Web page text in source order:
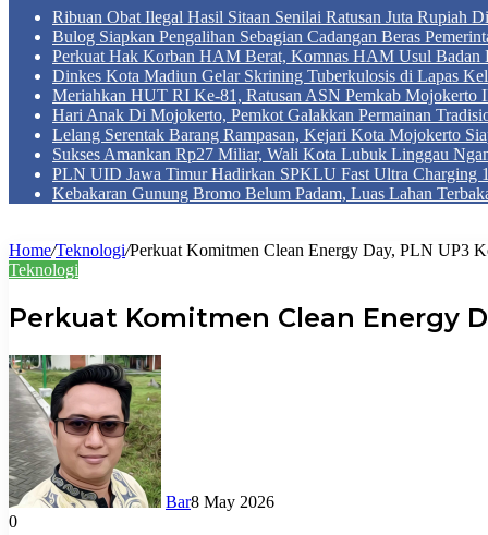
Ribuan Obat Ilegal Hasil Sitaan Senilai Ratusan Juta Rupiah
Bulog Siapkan Pengalihan Sebagian Cadangan Beras
Perkuat Hak Korban HAM Berat, Komnas HAM Usul Badan
Dinkes Kota Madiun Gelar Skrining Tuberkulosis di Lapas
Meriahkan HUT RI Ke-81, Ratusan ASN Pemkab Mojokerto
Hari Anak Di Mojokerto, Pemkot Galakkan Permainan
Lelang Serentak Barang Rampasan, Kejari Kota Mojokerto
Sukses Amankan Rp27 Miliar, Wali Kota Lubuk Linggau
PLN UID Jawa Timur Hadirkan SPKLU Fast Ultra Charging
Kebakaran Gunung Bromo Belum Padam, Luas Lahan
Home/Teknologi/Perkuat Komitmen Clean Energy Day, PLN UP3
Teknologi
Perkuat Komitmen Clean Energy
Bar8 May 2026
0